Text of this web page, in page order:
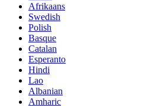
Afrikaans
Swedish
Polish
Basque
Catalan
Esperanto
Hindi
Lao
Albanian
Amharic